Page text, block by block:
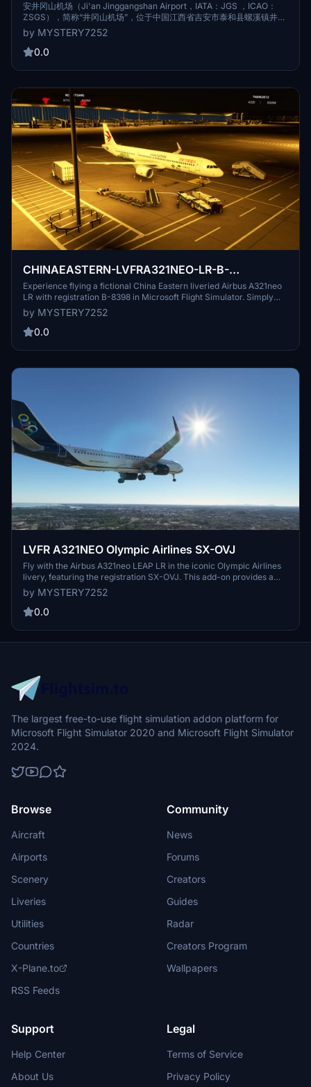
安井冈山机场（Ji'an Jinggangshan Airport，IATA：JGS ，ICAO：
ZSGS），简称“井冈山机场”，位于中国江西省吉安市泰和县螺溪镇井冈
路，东北距吉安市中心30千米，东南距泰和县城15千米，为4C级军民合
用旅游支线机场 [1-2]。 1975年，井冈山机场建成通航，时为军用机场
[4] ；2002年10月19日，井冈山机场军民合用改造工程开工 [2] ；2004
山机场新航站楼启用 [4] ；2020年，井冈山机场更名为吉安井冈山机场
站坪设9个机位；跑道长2600米，宽45米；可满足年旅客吞吐量100万
人次、货邮吞吐量3500吨、飞机起降12821架次的使用需求 [2] [6] 。
2021年，吉安井冈山机场共完成年旅客吞吐量71.3301万人次，同比增长
26.7%，全国排名第110位；货邮吞吐量559.9吨，同比增长42.2%，全
国排名第143位；飞机起降9704架次，同比增长32.1%，全国排名第130
位
by MYSTERY7252
0.0
CHINAEASTERN-LVFRA321NEO-LR-B-
8398(FICTIONAL)
Experience flying a fictional China Eastern liveried Airbus A321neo
LR with registration B-8398 in Microsoft Flight Simulator. Simply
extract the file from the zip folder and drag and drop it into your
community folder to start your adventure.
by MYSTERY7252
0.0
LVFR A321NEO Olympic Airlines SX-OVJ
Fly with the Airbus A321neo LEAP LR in the iconic Olympic Airlines
livery, featuring the registration SX-OVJ. This add-on provides a
detailed representation of the Latin VFR A321neo aircraft.
by MYSTERY7252
0.0
The largest free-to-use flight simulation addon platform for
Microsoft Flight Simulator 2020 and Microsoft Flight Simulator
2024.
Browse
Aircraft
Airports
Scenery
Liveries
Utilities
Countries
X-Plane.to
RSS Feeds
Community
News
Forums
Creators
Guides
Radar
Creators Program
Wallpapers
Support
Help Center
About Us
Legal
Terms of Service
Privacy Policy